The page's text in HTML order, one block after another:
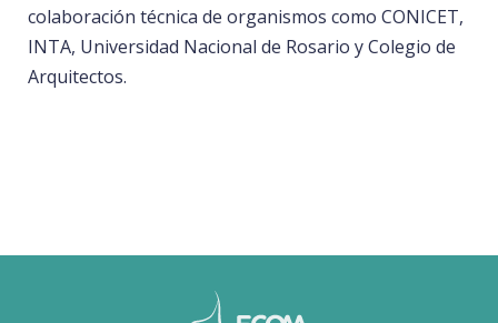
colaboración técnica de organismos como CONICET,
INTA, Universidad Nacional de Rosario y Colegio de
Arquitectos.